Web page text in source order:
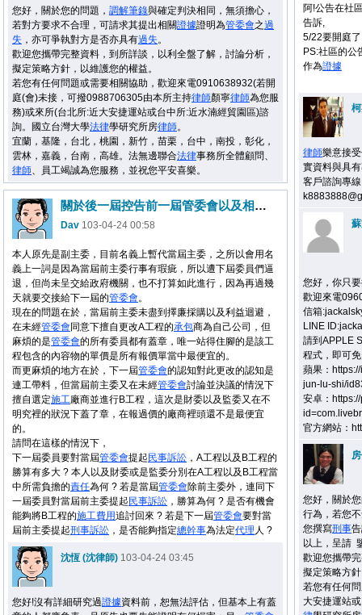
您好，關於您的問題， 調解筆錄與確定判決相同，無須擔心，
若對方要求不合理，可請求其提出相關證據證明為管委會之過
失 ，亦可爭執對方是否亦具有過失。
歡迎您攜帶完整資料，到所詳談，以利全盤了解，討論分析，
擬定策略方針，以維護您的權益。
若您有任何問題或需要相關協助，歡迎來電0910638932(若開
庭(會)未接，可撥0988706305由本所主持律師顏寧律師為您服
務)或來所(台北所:近大安捷運站或台中所:近水湳經貿園區)諮
詢。國立台灣大學法律學研究所房律師。
宜蘭，基隆，台北，桃園，新竹，苗栗，台中，南投，彰化，
雲林，嘉義，台南，高雄。法無邊聯合法律事務所全體顧問、
律師、員工竭誠為您服務，並祝您平安喜樂。
阿!公告在社
告訴,
5/22要開庭
PS:社區的公
作為證據
律師樂意接
實資料與具
客戶諮詢專
您好，你只
歡迎來電
信箱
LINE
請到APPLE
程式，即可
蘋果：
jun-lu-shi/
安卓：
官方網站：
您好，關於
行為，若您
您撰寫刑事
以上，呈請
歡迎您攜帶
擬定策略方
若您有任何
大安捷運站
關於後一屆控告前一屆管委會以及相關民事刑事責任
Dav 103-04-24 00:58
本人原先是副主委，目前名義上暫代當屆主委，之所以會用名
義上一詞是因為當屆前主委行事有瑕疵，所以遭下屆委員們逼
退，但尚未呈交給政府機關，也不打算如此進行，因為再過幾
天就要交接給下一屆的管委會。
現在的問題在於，當屆前主委未盡到擇廉採購以及利益迴避，
在未經管委會 同意下擅自更改A工程的承包商為自己公司，但
麻煩的是管委會的所有委員都有蓋章，唯一站得住腳的是該工
程包含的內容物的單價是所有報價單當中最便宜的。
而更麻煩的地方在於，下一屆管委會的認知對此更改的認知是
連工帶料，但當屆前主委又在未經管委會討論並決議的情況下
擅自選定施工廠商並進行B工程，這次是財委以及監委又在不
明究裡的狀況下蓋了章，在報過價的廠商裡頭還不是最便宜
的。
請問在這樣的情況下，
下一屆委員要對當屆管委會提起 民事訴訟 ，A工程以及B工程的
勝算有多大 ? 本人以及財委或是監委分別在A工程以及B工程當
中所需負擔的責任為何 ? 若是當屆管委會除前主委外，連同下
一屆委員對當屆前主委提起 民事訴訟 ，勝算為何 ? 是否有機會
能夠將B工程的施工費用追討回來 ? 若是下一屆管委會要對當
屆前主委提起刑事訴訟 ，是否能夠指定總幹事為法定代理 人 ?
沈恆 (沈律師) 103-04-24 03:45
您好!沒有詳細研究過證據資料前，恕無法評估，但基本上有蓋